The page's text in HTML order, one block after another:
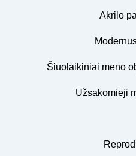
Akrilo
Šiuolaikiniai meno
Užsakomieji